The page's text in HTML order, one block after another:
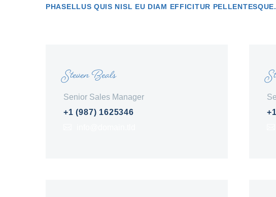
PHASELLUS QUIS NISL EU DIAM EFFICITUR PELLENTESQUE.
Steven Beals
Senior Sales Manager
+1 (987) 1625346